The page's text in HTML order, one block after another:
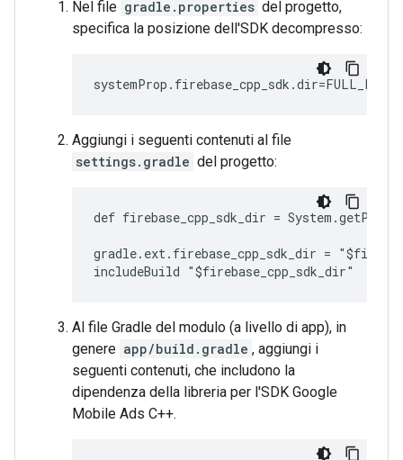
Nel file gradle.properties del progetto,
specifica la posizione dell'SDK decompresso:
Aggiungi i seguenti contenuti al file
settings.gradle del progetto:
def firebase_cpp_sdk_dir =
gradle.ext.firebase_cpp_sdk_dir =
Al file Gradle del modulo (a livello di app), in
genere app/build.gradle , aggiungi i
seguenti contenuti, che includono la
dipendenza della libreria per l'SDK Google
Mobile Ads C++.